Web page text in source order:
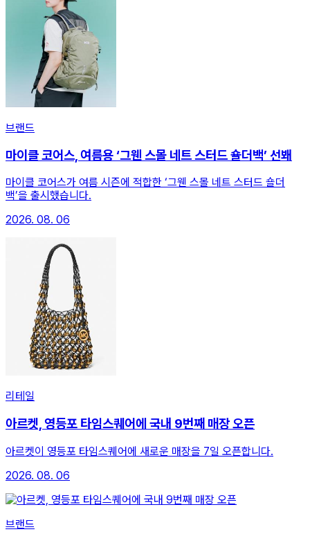
브랜드
마이클 코어스, 여름용 ‘그웬 스몰 네트 스터드 숄더백’ 선봬
마이클 코어스가 여름 시즌에 적합한 ‘그웬 스몰 네트 스터드 숄더
백’을 출시했습니다.
2026. 08. 06
리테일
아르켓, 영등포 타임스퀘어에 국내 9번째 매장 오픈
아르켓이 영등포 타임스퀘어에 새로운 매장을 7일 오픈합니다.
2026. 08. 06
브랜드